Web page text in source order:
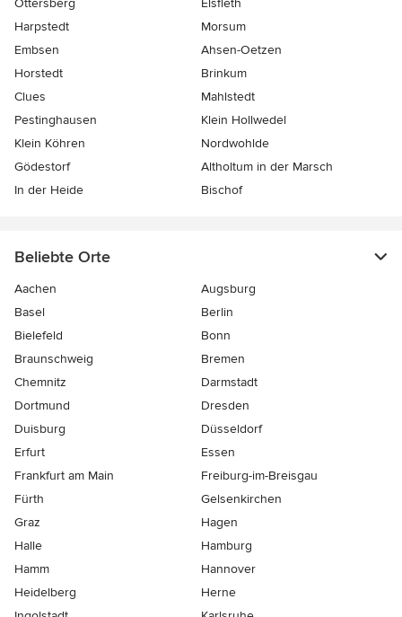
Ottersberg
Elsfleth
Harpstedt
Morsum
Embsen
Ahsen-Oetzen
Horstedt
Brinkum
Clues
Mahlstedt
Pestinghausen
Klein Hollwedel
Klein Köhren
Nordwohlde
Gödestorf
Altholtum in der Marsch
In der Heide
Bischof
Beliebte Orte
Aachen
Augsburg
Basel
Berlin
Bielefeld
Bonn
Braunschweig
Bremen
Chemnitz
Darmstadt
Dortmund
Dresden
Duisburg
Düsseldorf
Erfurt
Essen
Frankfurt am Main
Freiburg-im-Breisgau
Fürth
Gelsenkirchen
Graz
Hagen
Halle
Hamburg
Hamm
Hannover
Heidelberg
Herne